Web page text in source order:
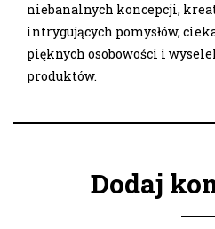
niebanalnych koncepcji,
intrygujących pomysłów,
pięknych osobowości i
produktów.
Dodaj